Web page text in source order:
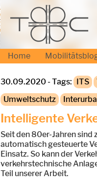
Home
30.09.2020 - Tags: ITS
Umweltschutz
Intelligente
Seit den 80er-Jahren sind
automatisch gesteuerte
Einsatz. So kann der
verkehrstechnische
Teil unserer Arbeit.